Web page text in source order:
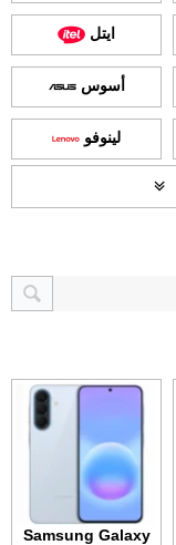
ايتل
أسوس
لينوفو
Samsung Galaxy